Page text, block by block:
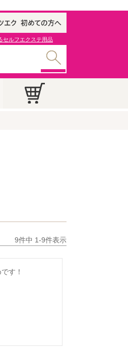
セルフエクステ用品
9件中 1-9件表示
す！